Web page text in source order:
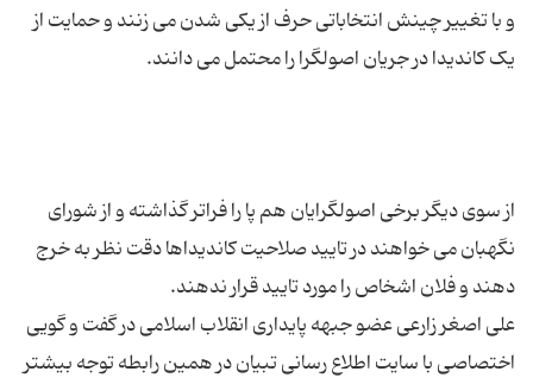
و با تغییر چینش انتخاباتی حرف از یکی شدن می زنند و حمایت از
از سوی دیگر برخی اصولگرایان هم پا را فراتر گذاشته و از شورای
نگهبان می خواهند در تایید صلاحیت کاندیداها دقت نظر به خرج
علی اصغر زارعی عضو جبهه پایداری انقلاب اسلامی در گفت و گویی
اختصاصی با سایت اطلاع رسانی تبیان در همین رابطه توجه بیشتر